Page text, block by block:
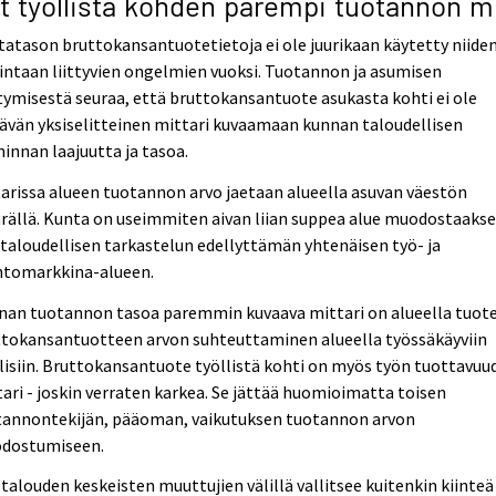
bruttokansantuotetietoja ei ole juurikaan käytetty
liittyvien ongelmien vuoksi. Tuotannon ja asumisen
seuraa, että bruttokansantuote asukasta kohti ei ole
yksiselitteinen mittari kuvaamaan kunnan taloudellisen
laajuutta ja tasoa.
alueen tuotannon arvo jaetaan alueella asuvan väestön
Kunta on useimmiten aivan liian suppea alue
tarkastelun edellyttämän yhtenäisen työ- ja
alueen.
tuotannon tasoa paremmin kuvaava mittari on alueella
arvon suhteuttaminen alueella työssäkäyviin
Bruttokansantuote työllistä kohti on myös työn
- joskin verraten karkea. Se jättää huomioimatta toisen
pääoman, vaikutuksen tuotannon arvon
keskeisten muuttujien välillä vallitsee kuitenkin kiinteä